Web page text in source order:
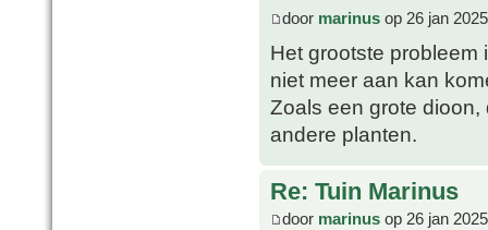
door marinus op 26 jan
Het grootste probleem
niet meer aan kan
Zoals een grote
andere planten.
Re: Tuin Marinus
door marinus op 26 jan